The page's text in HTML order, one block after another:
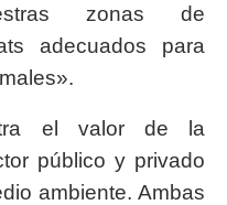
zonas de
adecuados para
el valor de la
público y privado
ambiente. Ambas